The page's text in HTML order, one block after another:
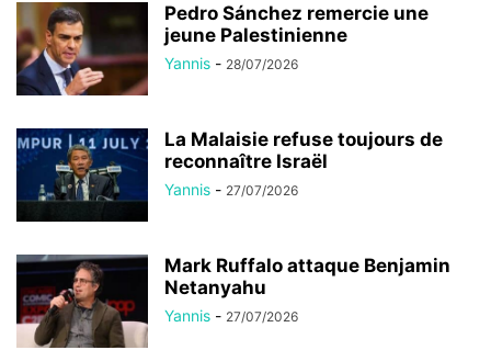
Pedro Sánchez remercie une
jeune Palestinienne
Yannis - 28/07/2026
La Malaisie refuse toujours de
reconnaître Israël
Yannis - 27/07/2026
Mark Ruffalo attaque Benjamin
Netanyahu
Yannis - 27/07/2026